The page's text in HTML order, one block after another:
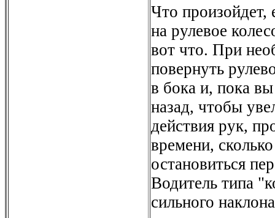
Что произойдет,
на рулевое
вот что. При
повернуть
в бока и, пока вы
назад, чтобы
действия рук,
времени,
остановиться
Водитель типа
сильного